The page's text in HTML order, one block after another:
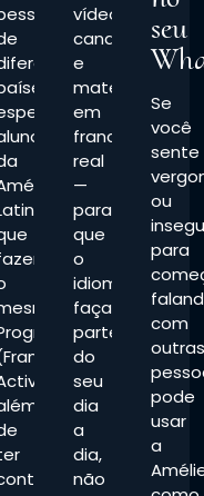
vídeos,
canais
e
materiais
em
francês
real
—
para
que
o
idioma
faça
parte
do
seu
dia
a
dia,
não
seu
Se
você
sente
ou
para
com
outras
pode
usar
a